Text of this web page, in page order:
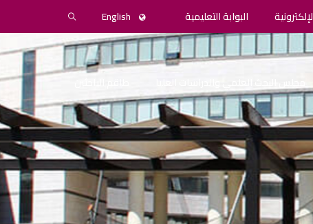
البوابة التعليمية English